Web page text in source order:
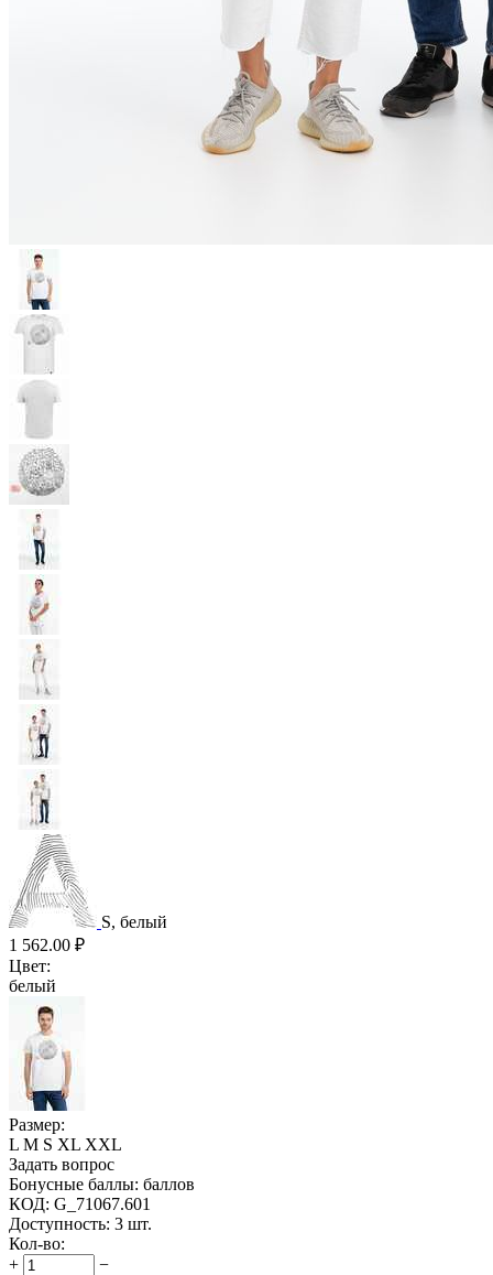
S, белый
1 562.00 ₽
Цвет:
белый
Размер:
L M S XL XXL
Задать вопрос
Бонусные баллы: баллов
КОД: G_71067.601
Доступность: 3 шт.
Кол-во:
+
−